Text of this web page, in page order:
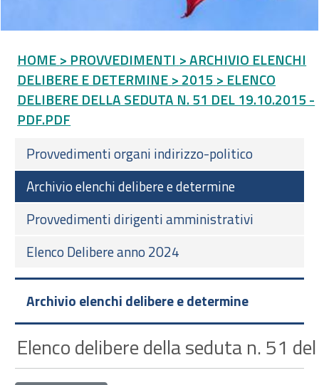
HOME > PROVVEDIMENTI > ARCHIVIO ELENCHI
DELIBERE E DETERMINE > 2015 > ELENCO
DELIBERE DELLA SEDUTA N. 51 DEL 19.10.2015 -
PDF.PDF
Provvedimenti organi indirizzo-politico
Archivio elenchi delibere e determine
Provvedimenti dirigenti amministrativi
Elenco Delibere anno 2024
Archivio elenchi delibere e determine
Elenco delibere della seduta n. 51